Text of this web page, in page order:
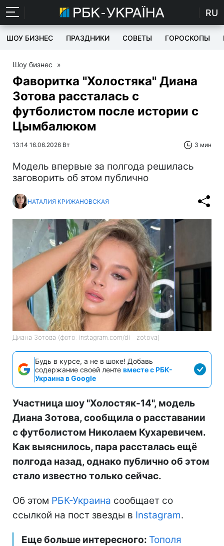
RU
ШОУ БИЗНЕС ПРАЗДНИКИ СОВЕТЫ ГОРОСКОПЫ
Шоу бизнес »
Фаворитка "Холостяка" Диана
Зотова рассталась с
футболистом после истории с
Цымбалюком
13:14 16.06.2026 Вт 3 мин
Модель впервые за полгода решилась
заговорить об этом публично
НАТАЛИЯ КРИЖАНОВСКАЯ
Диана Зотова (фото: instagram.com/di__zotova)
Будь в курсе, а не в шоке! Добавь
содержание своей ленте вместе с РБК-
Украина в Google
Участница шоу "Холостяк-14", модель
Диана Зотова, сообщила о расставании
с футболистом Николаем Кухаревичем.
Как выяснилось, пара рассталась ещё
полгода назад, однако публично об этом
стало известно только сейчас.
Об этом РБК-Украина сообщает со
ссылкой на пост звезды в Instagram.
Еще больше интересного: Тополя